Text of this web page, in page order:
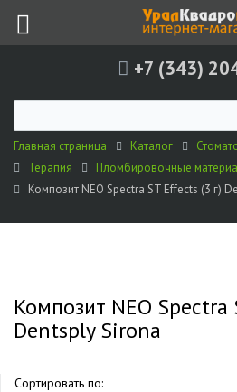
+7 (343)
Главная страница Каталог
Терапия
Пломбировочные
Композит NEO Spectra ST Effects (3 г)
Композит NEO Spectra
Dentsply Sirona
Сортировать по: